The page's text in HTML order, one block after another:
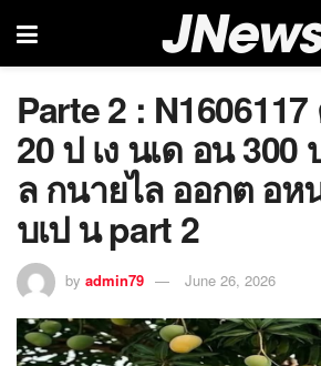
Parte 2 :
20 ป เง นเด อน
ล กนายไล ออกต อห
บเป น part 2
by admin79 June 26, 2026